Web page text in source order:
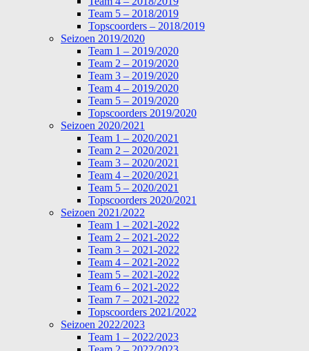
Team 5 – 2018/2019
Topscoorders – 2018/2019
Seizoen 2019/2020
Team 1 – 2019/2020
Team 2 – 2019/2020
Team 3 – 2019/2020
Team 4 – 2019/2020
Team 5 – 2019/2020
Topscoorders 2019/2020
Seizoen 2020/2021
Team 1 – 2020/2021
Team 2 – 2020/2021
Team 3 – 2020/2021
Team 4 – 2020/2021
Team 5 – 2020/2021
Topscoorders 2020/2021
Seizoen 2021/2022
Team 1 – 2021-2022
Team 2 – 2021-2022
Team 3 – 2021-2022
Team 4 – 2021-2022
Team 5 – 2021-2022
Team 6 – 2021-2022
Team 7 – 2021-2022
Topscoorders 2021/2022
Seizoen 2022/2023
Team 1 – 2022/2023